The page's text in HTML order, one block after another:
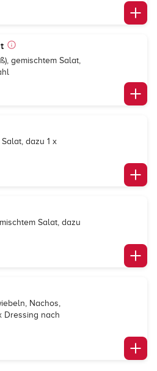
gemischtem Salat,
dazu 1 x
Salat, dazu
Nachos,
Dressing nach